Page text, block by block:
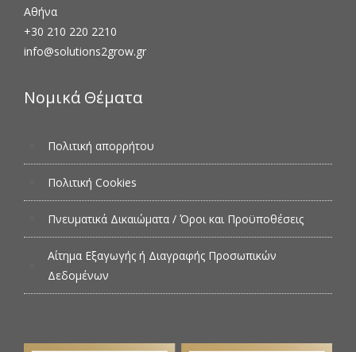
Αθήνα
+30 210 220 2210
info@solutions2grow.gr
Νομικά Θέματα
Πολιτική απορρήτου
Πολιτική Cookies
Πνευματικά Δικαιώματα / Όροι και Προϋποθέσεις
Αίτημα Εξαγωγής ή Διαγραφής Προσωπικών
Δεδομένων